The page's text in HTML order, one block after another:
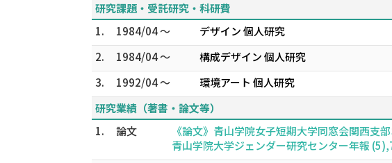
研究課題・受託研究・科研費
1.
1984/04 ～
デザイン 個人研究
2.
1984/04 ～
構成デザイン 個人研究
3.
1992/04 ～
環境アート 個人研究
研究業績（著書・論文等）
1.
論文
《論文》青山学院女子短期大学同窓会関西
青山学院大学ジェンダー研究センター年報